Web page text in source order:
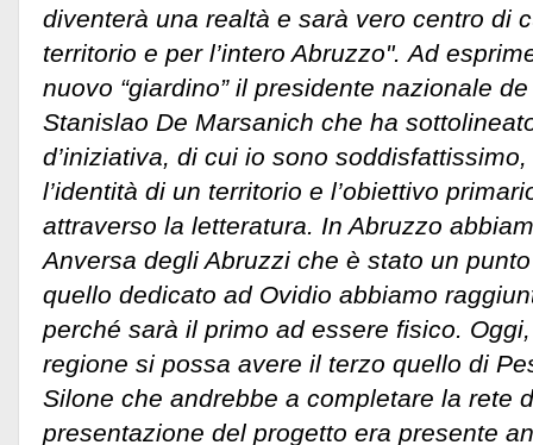
diventerà una realtà e sarà vero centro di
territorio e per l’intero Abruzzo". Ad
nuovo “giardino” il presidente nazionale de
Stanislao De Marsanich che ha
d’iniziativa, di cui io sono
l’identità di un territorio e l’obiettivo
attraverso la letteratura. In Abruzzo
Anversa degli Abruzzi che è stato un
quello dedicato ad Ovidio abbiamo
perché sarà il primo ad essere fisico.
regione si possa avere il terzo quello di
Silone che andrebbe a completare la rete
presentazione del progetto era presente